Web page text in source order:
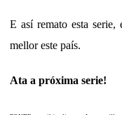
E así remato esta serie,
mellor este país.
Ata a próxima serie!